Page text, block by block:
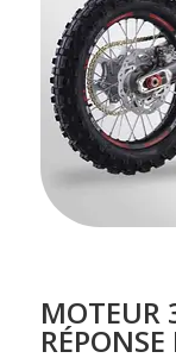
MOTEUR